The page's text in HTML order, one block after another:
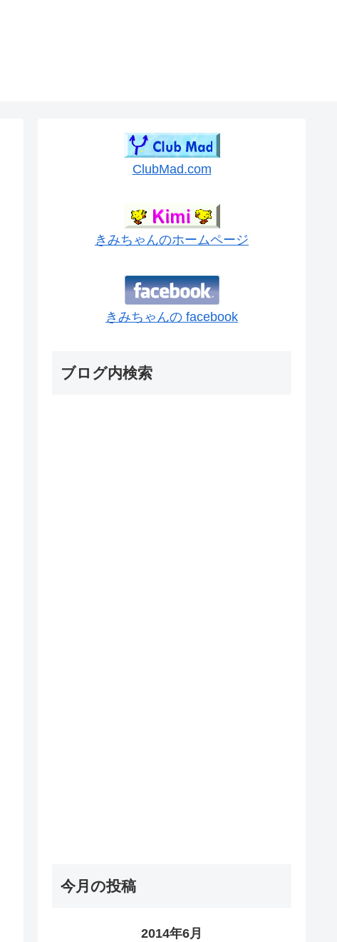
ClubMad.com
きみちゃんのホームページ
きみちゃんの facebook
ブログ内検索
今月の投稿
2014年6月